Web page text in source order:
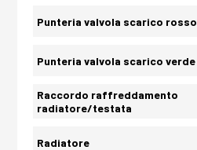
Punteria valvola scarico rosso
Punteria valvola scarico verde
Raccordo raffreddamento
radiatore/testata
Radiatore